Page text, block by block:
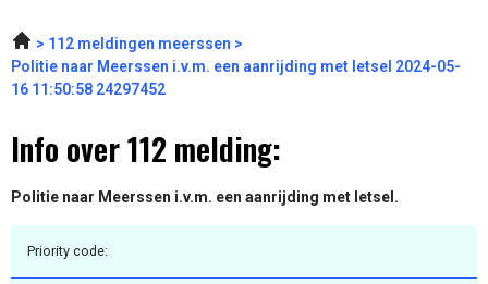
112 meldingen meerssen
Politie naar Meerssen i.v.m. een aanrijding met letsel 2024-05-
16 11:50:58 24297452
Info over 112 melding:
Politie naar Meerssen i.v.m. een aanrijding met letsel.
Priority code: